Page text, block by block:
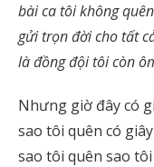
bài ca tôi không
gửi trọn đời cho tất
là đồng đội tôi còn
Nhưng giờ đây có
sao tôi quên có
sao tôi quên sao